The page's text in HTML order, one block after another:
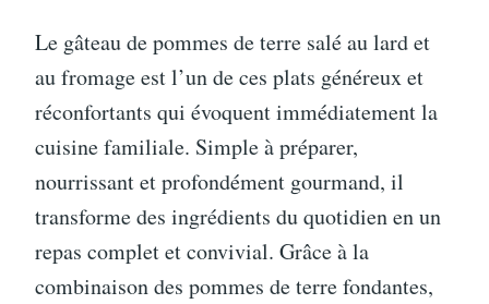
Le gâteau de pommes de terre salé au lard et
au fromage est l’un de ces plats généreux et
réconfortants qui évoquent immédiatement la
cuisine familiale. Simple à préparer,
nourrissant et profondément gourmand, il
transforme des ingrédients du quotidien en un
repas complet et convivial. Grâce à la
combinaison des pommes de terre fondantes,